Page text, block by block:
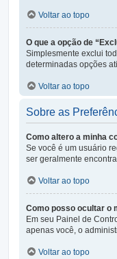
Voltar ao topo
O que a opção de
Simplesmente exclui
determinadas opções
Voltar ao topo
Sobre as
Como altero a minha
Se você é um usuário
ser geralmente
Voltar ao topo
Como posso ocultar o
Em seu Painel de
apenas você, o
Voltar ao topo